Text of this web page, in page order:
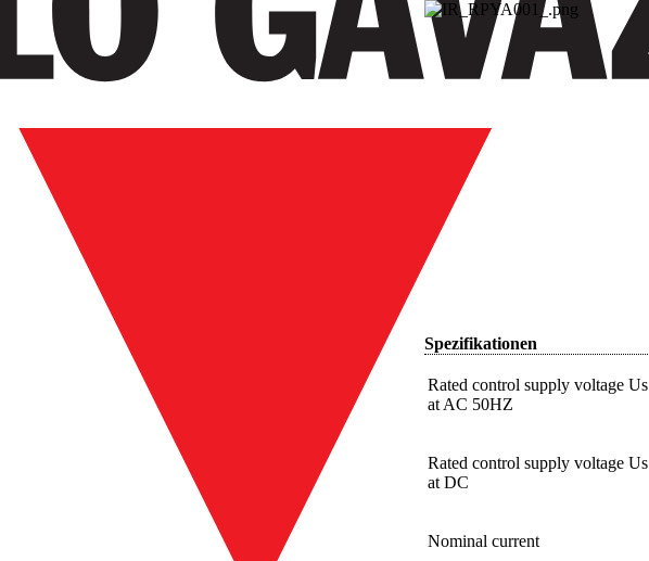
Spezifikationen
Rated control supply voltage Us
at AC 50HZ
Rated control supply voltage Us
at DC
Nominal current